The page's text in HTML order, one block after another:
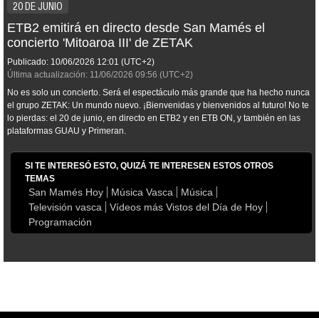
20 DE JUNIO
ETB2 emitirá en directo desde San Mamés el
concierto 'Mitoaroa III' de ZETAK
Publicado: 10/06/2026 12:01 (UTC+2)
Última actualización: 11/06/2026 09:56 (UTC+2)
No es solo un concierto. Será el espectáculo más grande que ha hecho nunca
el grupo ZETAK: Un mundo nuevo. ¡Bienvenidas y bienvenidos al futuro! No te
lo pierdas: el 20 de junio, en directo en ETB2 y en ETB ON, y también en las
plataformas GUAU y Primeran.
SI TE INTERESÓ ESTO, QUIZÁ TE INTERESEN ESTOS OTROS
TEMAS
San Mamés Hoy Música Vasca
Música
Televisión vasca
Vídeos más Vistos del Día de Hoy
Programación